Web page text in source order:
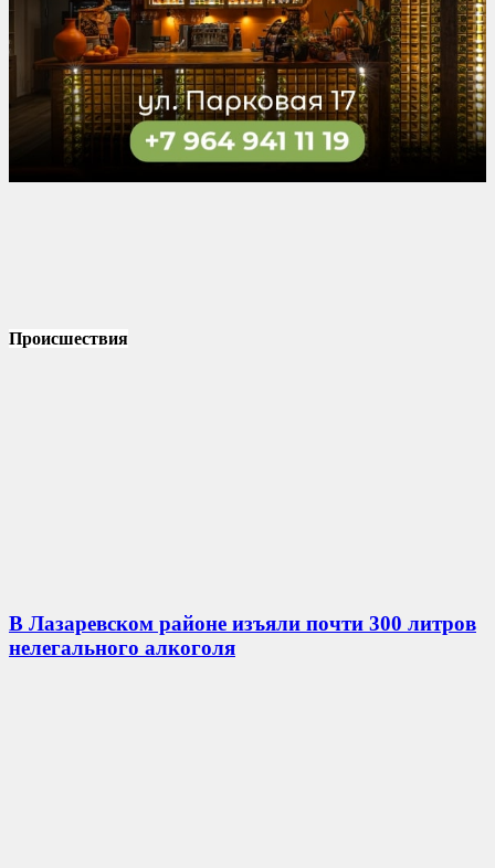
Происшествия
В Лазаревском районе изъяли почти 300 литров
нелегального алкоголя